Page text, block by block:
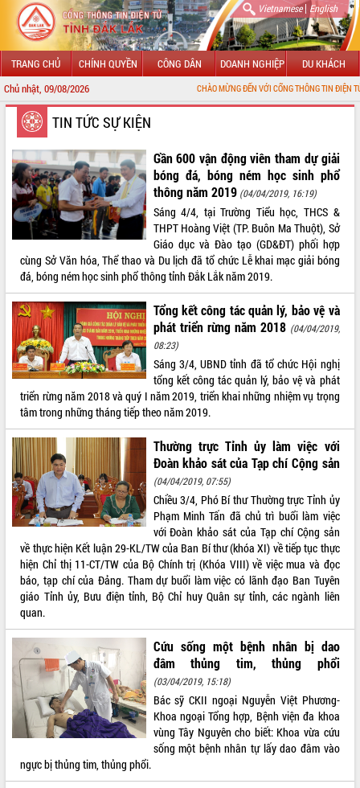
Vietnamese| English
TRANG CHỦ CHÍNH QUYỀN CÔNG DÂN DOANH NGHIỆP DU KHÁCH
Chủ nhật, 09/08/2026 CHÀO MỪNG ĐẾN VỚI CỔNG THÔNG TIN ĐIỆN TỬ TỈNH ĐẮK LẮK
GIỚI THIỆU
LÃNH ĐẠO UBND TỈNH
TIN TỨC SỰ KIỆN
SỞ, BAN, NGÀNH
THÔNG TIN CHỈ ĐẠO ĐIỀU HÀNH
HỆ THỐNG VĂN BẢN
VĂN BẢN HĐND TỈNH
ĐIỂM TIN VĂN BẢN
QUY HOẠCH - KẾ HOẠCH
VIDEO
Loading the player...
TIN TỨC SỰ KIỆN
Gần 600 vận động viên tham dự giải
bóng đá, bóng ném học sinh phổ
thông năm 2019 (04/04/2019, 16:19)
Sáng 4/4, tại Trường Tiểu học, THCS &
THPT Hoàng Việt (TP. Buôn Ma Thuột), Sở
Giáo dục và Đào tạo (GD&ĐT) phối hợp
cùng Sở Văn hóa, Thể thao và Du lịch đã tổ chức Lễ khai mạc giải bóng
đá, bóng ném học sinh phổ thông tỉnh Đắk Lắk năm 2019.
Tổng kết công tác quản lý, bảo vệ và
phát triển rừng năm 2018 (04/04/2019,
08:23)
Sáng 3/4, UBND tỉnh đã tổ chức Hội nghị
tổng kết công tác quản lý, bảo vệ và phát
triển rừng năm 2018 và quý I năm 2019, triển khai những nhiệm vụ trọng
tâm trong những tháng tiếp theo năm 2019.
Thường trực Tỉnh ủy làm việc với
Đoàn khảo sát của Tạp chí Cộng sản
(04/04/2019, 07:55)
Chiều 3/4, Phó Bí thư Thường trực Tỉnh ủy
Phạm Minh Tấn đã chủ trì buổi làm việc
với Đoàn khảo sát của Tạp chí Cộng sản
về thực hiện Kết luận 29-KL/TW của Ban Bí thư (khóa XI) về tiếp tục thực
hiện Chỉ thị 11-CT/TW của Bộ Chính trị (Khóa VIII) về việc mua và đọc
báo, tạp chí của Đảng. Tham dự buổi làm việc có lãnh đạo Ban Tuyên
giáo Tỉnh ủy, Bưu điện tỉnh, Bộ Chỉ huy Quân sự tỉnh, các ngành liên
quan.
Cứu sống một bệnh nhân bị dao
đâm thủng tim, thủng phổi
(03/04/2019, 15:18)
Bác sỹ CKII ngoại Nguyễn Việt Phương-
Khoa ngoại Tổng hợp, Bệnh viện đa khoa
vùng Tây Nguyên cho biết: Khoa vừa cứu
sống một bệnh nhân tự lấy dao đâm vào
ngực bị thủng tim, thủng phổi.